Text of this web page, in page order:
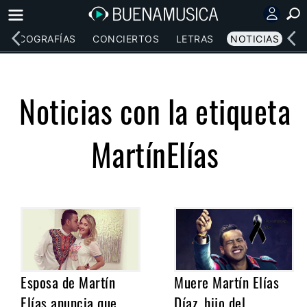
DISCOGRAFÍAS CONCIERTOS LETRAS NOTICIAS
Noticias con la etiqueta
MartínElías
Esposa de Martín
Elías anuncia que
Muere Martín Elías
Díaz, hijo del